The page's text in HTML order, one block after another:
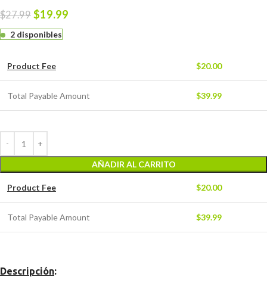
$27.99 $19.99
2 disponibles
Product Fee $20.00
Total Payable Amount $39.99
AÑADIR AL CARRITO
Product Fee $20.00
Total Payable Amount $39.99
Descripción: